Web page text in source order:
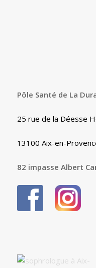
Pôle Santé de La
25 rue de la Déesse
13100 Aix-en-
82 impasse Albert